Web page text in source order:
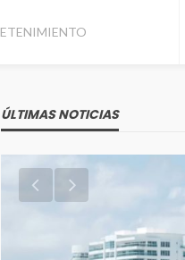
ÚLTIMAS NOTICIAS